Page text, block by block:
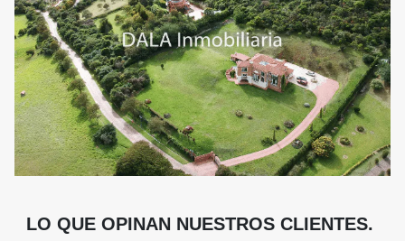
LO QUE OPINAN NUESTROS CLIENTES.